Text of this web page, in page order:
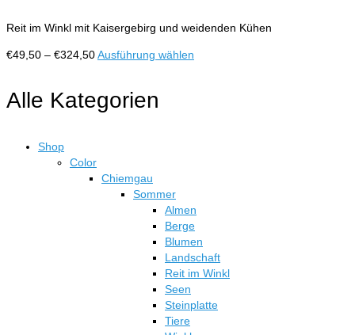
Reit im Winkl mit Kaisergebirg und weidenden Kühen
€49,50 – €324,50Preisspanne:
€324,50
Ausführung wählen
der
Produktseite
gewählt
werden
Alle Kategorien
Shop
Color
Chiemgau
Sommer
Almen
Berge
Blumen
Landschaft
Reit im Winkl
Seen
Steinplatte
Tiere